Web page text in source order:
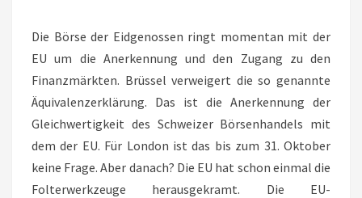
Die Börse der Eidgenossen ringt momentan mit der
EU um die Anerkennung und den Zugang zu den
Finanzmärkten. Brüssel verweigert die so genannte
Äquivalenzerklärung. Das ist die Anerkennung der
Gleichwertigkeit des Schweizer Börsenhandels mit
dem der EU. Für London ist das bis zum 31. Oktober
keine Frage. Aber danach? Die EU hat schon einmal die
Folterwerkzeuge herausgekramt. Die EU-